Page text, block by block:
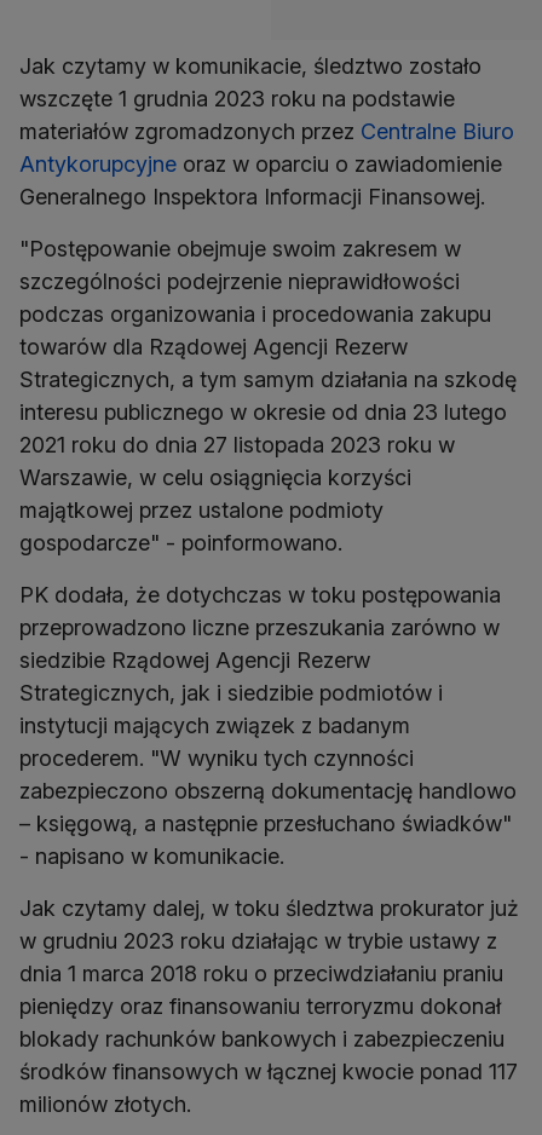
Jak czytamy w komunikacie, śledztwo zostało
wszczęte 1 grudnia 2023 roku na podstawie
materiałów zgromadzonych przez Centralne Biuro
Antykorupcyjne oraz w oparciu o zawiadomienie
Generalnego Inspektora Informacji Finansowej.
"Postępowanie obejmuje swoim zakresem w
szczególności podejrzenie nieprawidłowości
podczas organizowania i procedowania zakupu
towarów dla Rządowej Agencji Rezerw
Strategicznych, a tym samym działania na szkodę
interesu publicznego w okresie od dnia 23 lutego
2021 roku do dnia 27 listopada 2023 roku w
Warszawie, w celu osiągnięcia korzyści
majątkowej przez ustalone podmioty
gospodarcze" - poinformowano.
PK dodała, że dotychczas w toku postępowania
przeprowadzono liczne przeszukania zarówno w
siedzibie Rządowej Agencji Rezerw
Strategicznych, jak i siedzibie podmiotów i
instytucji mających związek z badanym
procederem. "W wyniku tych czynności
zabezpieczono obszerną dokumentację handlowo
– księgową, a następnie przesłuchano świadków"
- napisano w komunikacie.
Jak czytamy dalej, w toku śledztwa prokurator już
w grudniu 2023 roku działając w trybie ustawy z
dnia 1 marca 2018 roku o przeciwdziałaniu praniu
pieniędzy oraz finansowaniu terroryzmu dokonał
blokady rachunków bankowych i zabezpieczeniu
środków finansowych w łącznej kwocie ponad 117
milionów złotych.